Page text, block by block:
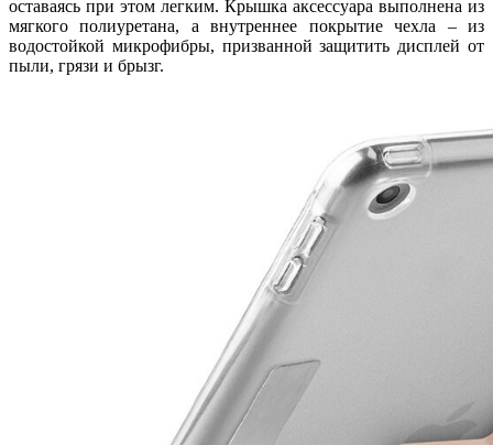
оставаясь при этом легким. Крышка аксессуара выполнена из
мягкого полиуретана, а внутреннее покрытие чехла – из
водостойкой микрофибры, призванной защитить дисплей от
пыли, грязи и брызг.